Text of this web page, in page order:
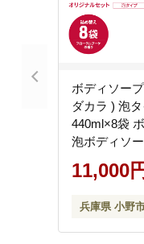
ボディソー
ダカラ ) 泡
440ml×8袋
泡ボディソ
消耗品 バス
い 匂い ボデ
兵庫県 小野市
11,000
兵庫県 小野